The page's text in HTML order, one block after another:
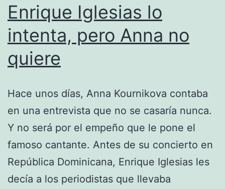
Enrique Iglesias lo
intenta, pero Anna no
quiere
Hace unos días, Anna Kournikova contaba
en una entrevista que no se casaría nunca.
Y no será por el empeño que le pone el
famoso cantante. Antes de su concierto en
República Dominicana, Enrique Iglesias les
decía a los periodistas que llevaba